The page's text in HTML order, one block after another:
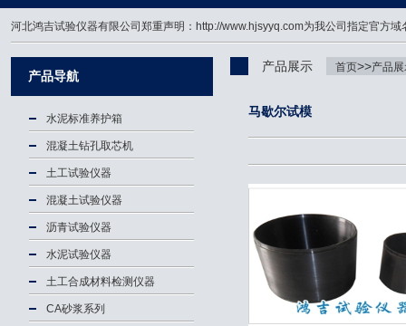
河北鸿吉试验仪器有限公司郑重声明：http://www.hjsyyq.com为我公司指定官方
产品导航
水泥标准养护箱
混凝土钻孔取芯机
土工试验仪器
混凝土试验仪器
沥青试验仪器
水泥试验仪器
土工合成材料检测仪器
CA砂浆系列
产品展示 首页>>产品展
马歇尔试模